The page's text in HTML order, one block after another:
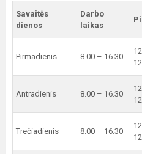
Savaitės
dienos
Darbo
laikas
Pirmadienis 8.00 – 16.30
Antradienis 8.00 – 16.30
Trečiadienis 8.00 – 16.30